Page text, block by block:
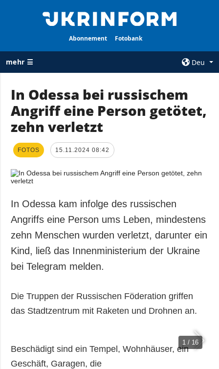
Abonnement Fotobank
mehr ☰
Deu
ALLE
RUBRIKEN
Krieg
Wiederaufbau
Politik
Militär
Gesellschaft und
Kultur
Sport
Kriminalität
Notfälle
AGENTUR
Politik zur
personenbezogener
Daten
ZUSÄTZLICH
Interview
Fotos
LEISTUNGEN
Fotobank
In Odessa bei russischem
Angriff eine Person getötet,
zehn verletzt
FOTOS 15.11.2024 08:42
In Odessa kam infolge des russischen
Angriffs eine Person ums Leben, mindestens
zehn Menschen wurden verletzt, darunter ein
Kind, ließ das Innenministerium der Ukraine
bei Telegram melden.
Die Truppen der Russischen Föderation griffen
das Stadtzentrum mit Raketen und Drohnen an.
1 / 16
Beschädigt sind ein Tempel, Wohnhäuser, ein
Geschäft, Garagen, die